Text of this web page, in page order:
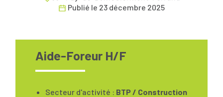
Publié le 23 décembre 2025
Aide-Foreur H/F
Secteur d'activité : BTP / Construction